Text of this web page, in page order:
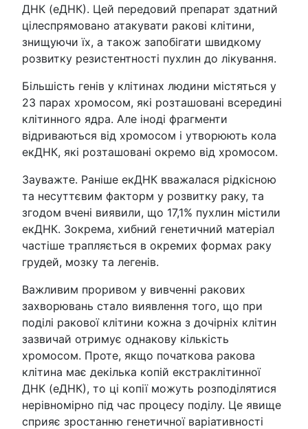
ДНК (еДНК). Цей передовий препарат здатний
цілеспрямовано атакувати ракові клітини,
знищуючи їх, а також запобігати швидкому
розвитку резистентності пухлин до лікування.
Більшість генів у клітинах людини містяться у
23 парах хромосом, які розташовані всередині
клітинного ядра. Але іноді фрагменти
відриваються від хромосом і утворюють кола
екДНК, які розташовані окремо від хромосом.
Зауважте. Раніше екДНК вважалася рідкісною
та несуттєвим факторм у розвитку раку, та
згодом вчені виявили, що 17,1% пухлин містили
екДНК. Зокрема, хибний генетичний матеріал
частіше трапляється в окремих формах раку
грудей, мозку та легенів.
Важливим проривом у вивченні ракових
захворювань стало виявлення того, що при
поділі ракової клітини кожна з дочірніх клітин
зазвичай отримує однакову кількість
хромосом. Проте, якщо початкова ракова
клітина має декілька копій екстраклітинної
ДНК (еДНК), то ці копії можуть розподілятися
нерівномірно під час процесу поділу. Це явище
сприяє зростанню генетичної варіативності